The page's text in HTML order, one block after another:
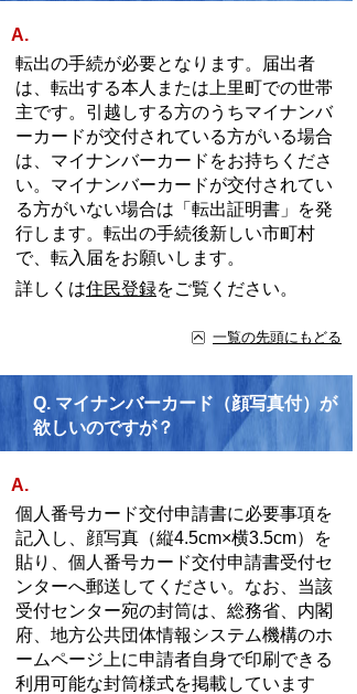
A.
転出の手続が必要となります。届出者
は、転出する本人または上里町での世帯
主です。引越しする方のうちマイナンバ
ーカードが交付されている方がいる場合
は、マイナンバーカードをお持ちくださ
い。マイナンバーカードが交付されてい
る方がいない場合は「転出証明書」を発
行します。転出の手続後新しい市町村
で、転入届をお願いします。
詳しくは住民登録をご覧ください。
一覧の先頭にもどる
Q. マイナンバーカード（顔写真付）が
欲しいのですが？
A.
個人番号カード交付申請書に必要事項を
記入し、顔写真（縦4.5cm×横3.5cm）を
貼り、個人番号カード交付申請書受付セ
ンターへ郵送してください。なお、当該
受付センター宛の封筒は、総務省、内閣
府、地方公共団体情報システム機構のホ
ームページ上に申請者自身で印刷できる
利用可能な封筒様式を掲載しています